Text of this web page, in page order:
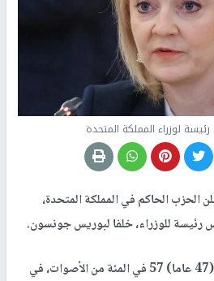
لوزراء المملكة المتحدة
الحزب الحاكم في المملكة المتحدة،
رئيسة للوزراء، خلفا لبوريس جونسون.
ونالت وزيرة الخارجية تراس (47 عاما) 57 في المئة من الأصوات، في